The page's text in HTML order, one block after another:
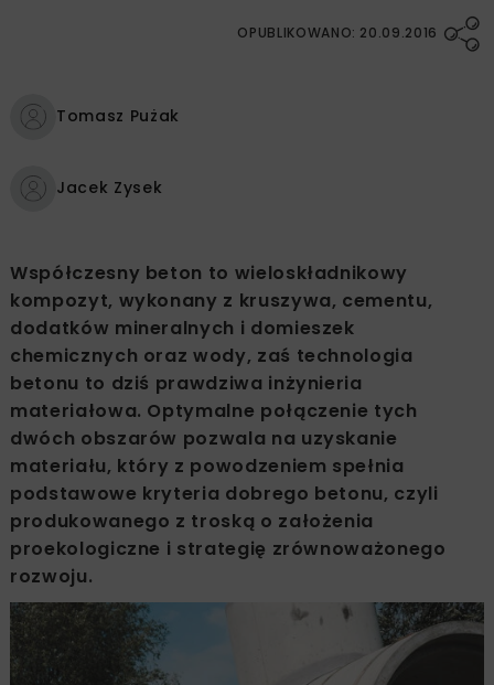
OPUBLIKOWANO: 20.09.2016
Tomasz Pużak
Jacek Zysek
Współczesny beton to wieloskładnikowy
kompozyt, wykonany z kruszywa, cementu,
dodatków mineralnych i domieszek
chemicznych oraz wody, zaś technologia
betonu to dziś prawdziwa inżynieria
materiałowa. Optymalne połączenie tych
dwóch obszarów pozwala na uzyskanie
materiału, który z powodzeniem spełnia
podstawowe kryteria dobrego betonu, czyli
produkowanego z troską o założenia
proekologiczne i strategię zrównoważonego
rozwoju.